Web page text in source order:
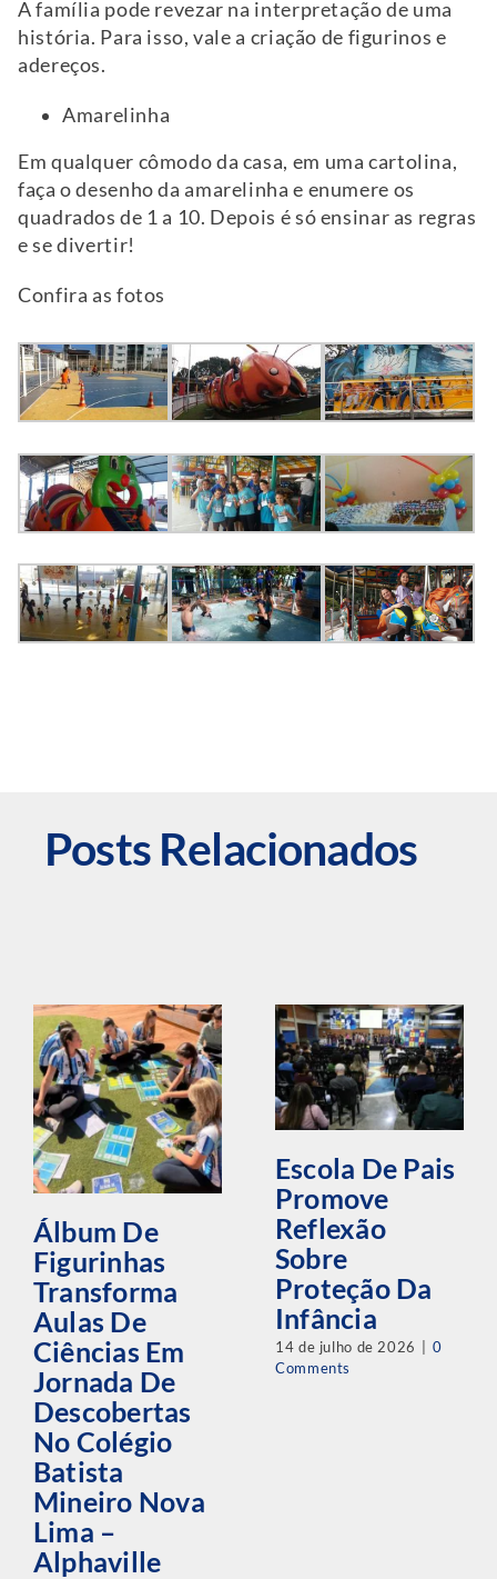
A família pode revezar na interpretação de uma
história. Para isso, vale a criação de figurinos e
adereços.
Amarelinha
Em qualquer cômodo da casa, em uma cartolina,
faça o desenho da amarelinha e enumere os
quadrados de 1 a 10. Depois é só ensinar as regras
e se divertir!
Confira as fotos
Posts Relacionados
Álbum De
Figurinhas
Transforma
Aulas De
Ciências Em
Jornada De
Descobertas
No Colégio
Batista
Mineiro Nova
Lima –
Alphaville
Escola De Pais
Promove
Reflexão
Sobre
Proteção Da
Infância
14 de julho de 2026
0
Comments